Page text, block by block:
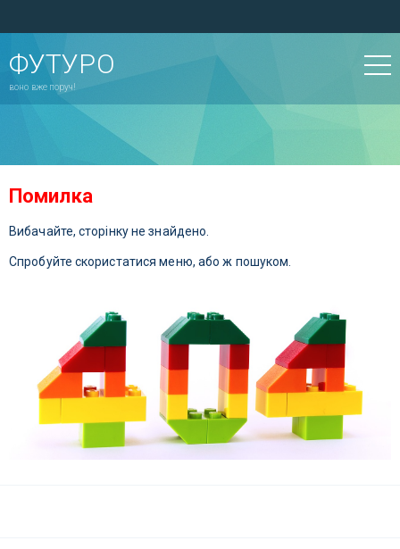
ФУТУРО
воно вже поруч!
Помилка
Вибачайте, сторінку не знайдено.
Спробуйте скористатися меню, або ж пошуком.